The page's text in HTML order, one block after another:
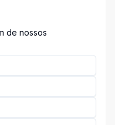
de nossos